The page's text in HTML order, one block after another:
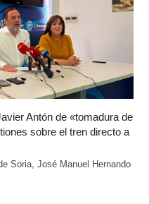
Antón de «tomadura de
sobre el tren directo a
Soria, José Manuel Hernando